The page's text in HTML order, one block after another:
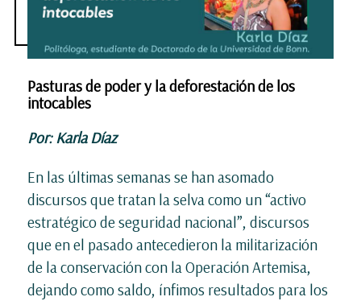
Pasturas de poder y la deforestación de los
intocables
Por: Karla Díaz
En las últimas semanas se han asomado
discursos que tratan la selva como un “activo
estratégico de seguridad nacional”, discursos
que en el pasado antecedieron la militarización
de la conservación con la Operación Artemisa,
dejando como saldo, ínfimos resultados para los